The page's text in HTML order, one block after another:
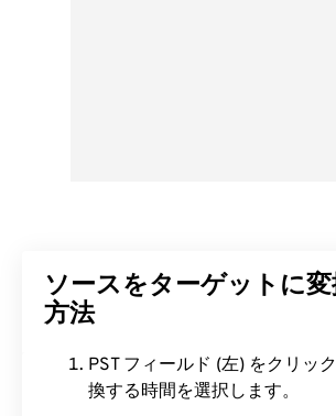
ソースをターゲットに
方法
PST フィールド (左) をクリッ
換する時間を選択します。